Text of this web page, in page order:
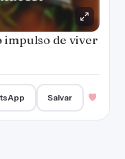
impulso de viver
Salvar